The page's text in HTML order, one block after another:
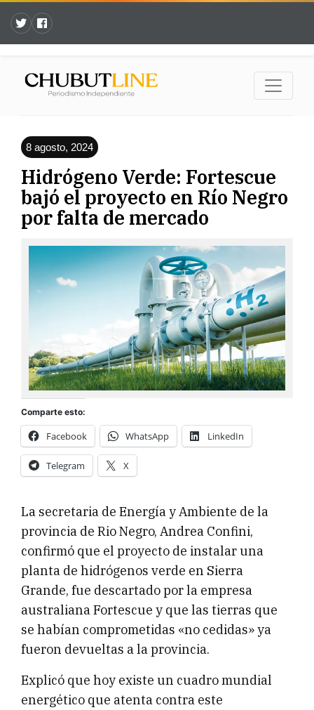
8 agosto, 2024
Hidrógeno Verde: Fortescue
bajó el proyecto en Río Negro
por falta de mercado
Comparte esto:
Facebook WhatsApp LinkedIn
Telegram X
La secretaria de Energía y Ambiente de la
provincia de Rio Negro, Andrea Confini,
confirmó que el proyecto de instalar una
planta de hidrógenos verde en Sierra
Grande, fue descartado por la empresa
australiana Fortescue y que las tierras que
se habían comprometidas «no cedidas» ya
fueron devueltas a la provincia.
Explicó que hoy existe un cuadro mundial
energético que atenta contra este